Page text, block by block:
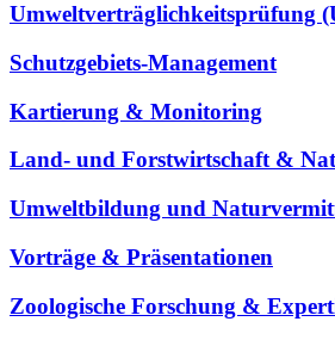
Umweltverträglichkeitsprüfung
Schutzgebiets-Management
Kartierung & Monitoring
Land- und Forstwirtschaft &
Umweltbildung und
Vorträge & Präsentationen
Zoologische Forschung &